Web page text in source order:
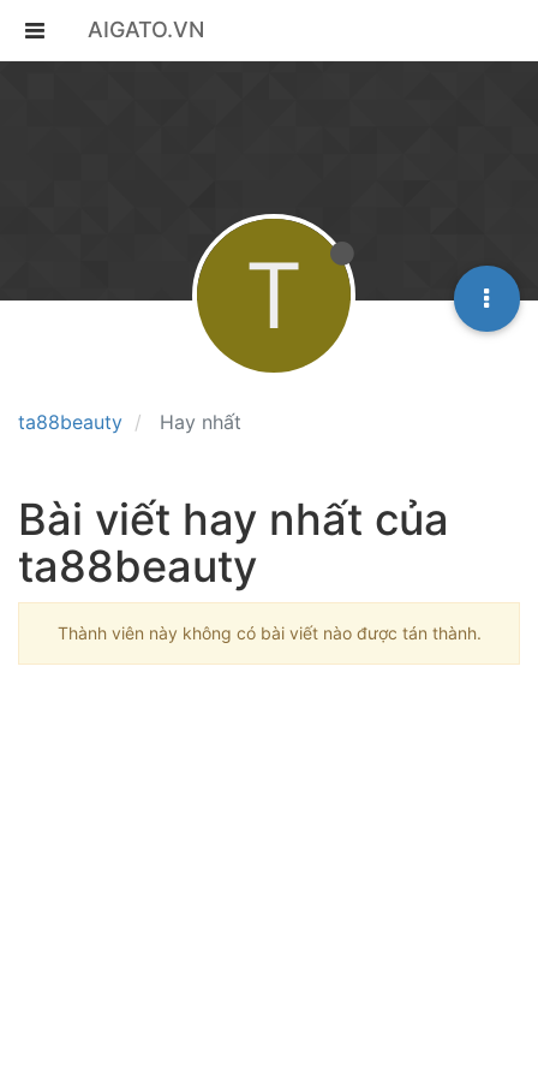
AIGATO.VN
ta88beauty Hay nhất
T
Bài viết hay nhất của
ta88beauty
Thành viên này không có bài viết nào được tán thành.